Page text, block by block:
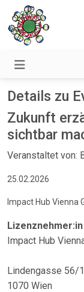
Details zu
Zukunft
sichtbar
Veranstaltet von:
25.02.2026
Impact Hub Vienna
Lizenznehmer:in
Impact Hub
Lindengasse 56/
1070 Wien